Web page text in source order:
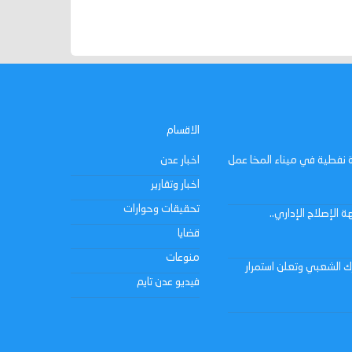
نفطية في ميناء المخا عمل
الإصلاح الإداري..
الشعبي وتعلن استمرار
الاقسام
اخبار عدن
اخبار وتقارير
تحقيقات وحوارات
قضايا
منوعات
فيديو عدن تايم